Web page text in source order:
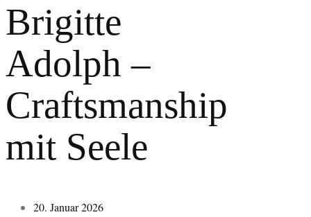
Brigitte
Adolph –
Craftsmanship
mit Seele
20. Januar 2026